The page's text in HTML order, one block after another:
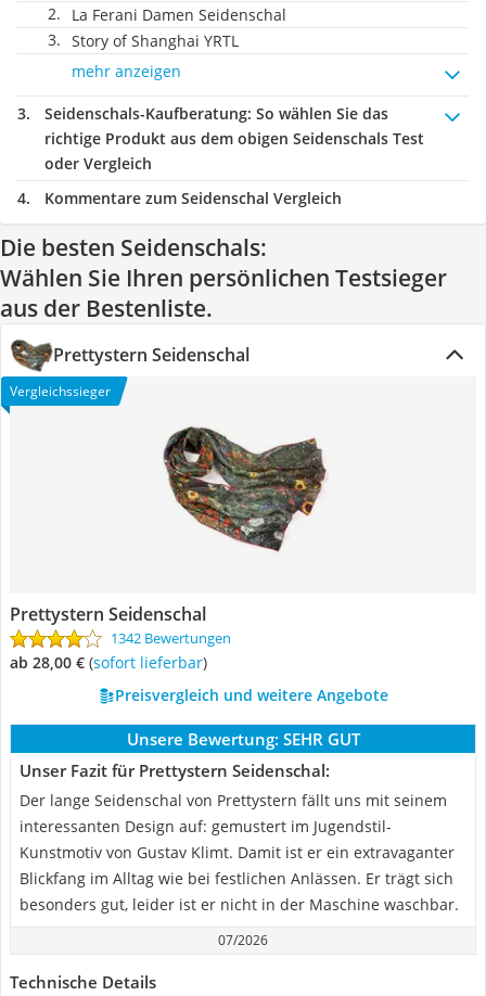
La Ferani Damen Seidenschal
Story of Shanghai YRTL
mehr anzeigen
Seidenschals-Kaufberatung: So wählen Sie das
richtige Produkt aus dem obigen Seidenschals Test
oder Vergleich
Kommentare zum Seidenschal Vergleich
Die besten Seidenschals:
Wählen Sie Ihren persönlichen Testsieger
aus der Bestenliste.
Prettystern Seidenschal
Vergleichssieger
Prettystern Seidenschal
1342 Bewertungen
ab 28,00 € ( Sofort lieferbar)
Preisvergleich und weitere Angebote
Unsere Bewertung: SEHR GUT
Unser Fazit für Prettystern Seidenschal:
Der lange Seidenschal von Prettystern fällt uns mit seinem
interessanten Design auf: gemustert im Jugendstil-
Kunstmotiv von Gustav Klimt. Damit ist er ein extravaganter
Blickfang im Alltag wie bei festlichen Anlässen. Er trägt sich
besonders gut, leider ist er nicht in der Maschine waschbar.
07/2026
Technische Details